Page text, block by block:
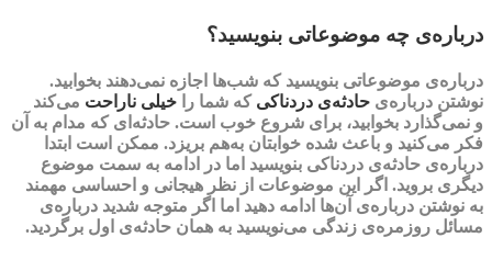
درباره‌ی چه موضوعاتی بنویسید؟
درباره‌ی موضوعاتی بنویسید که شب‌ها اجازه نمی‌دهند بخوابید.
نوشتن درباره‌ی حادثه‌ی دردناکی که شما را خیلی ناراحت می‌کند
و نمی‌گذارد بخوابید، برای شروع خوب است. حادثه‌ای که مدام به آن
فکر می‌کنید و باعث شده خوابتان به‌هم بریزد. ممکن است ابتدا
درباره‌ی حادثه‌ی دردناکی بنویسید اما در ادامه‌ به سمت موضوع
دیگری بروید. اگر این موضوعات از نظر هیجانی و احساسی مهمند
به نوشتن درباره‌ی آن‌ها ادامه دهید اما اگر متوجه شدید درباره‌ی
مسائل روزمره‌ی زندگی می‌نویسید به همان حادثه‌ی اول برگردید.